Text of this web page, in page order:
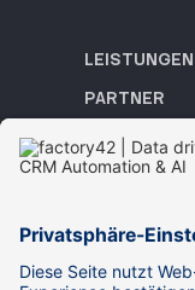
LEISTUNGEN
PARTNER
REFERENZEN
ACADEMY